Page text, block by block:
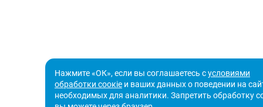
Нажмите «ОК», если вы соглашаетесь сусловиями
обработки соокіе и ваших данных о поведении на
необходимых для аналитики. Запретить обработку